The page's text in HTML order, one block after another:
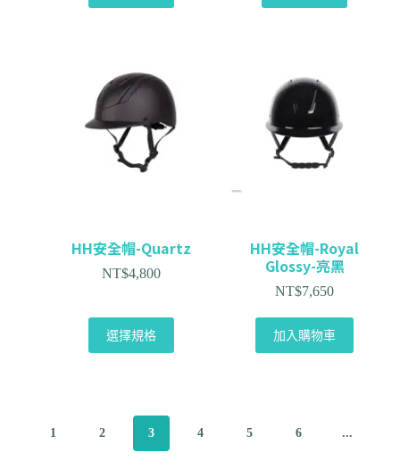
HH安全帽-Quartz
NT$4,800
選擇規格
HH安全帽-Royal
Glossy-亮黑
NT$7,650
加入購物車
1 2 3 4 5 6 ...